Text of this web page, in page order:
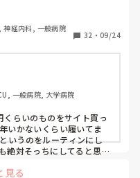
ください。
カー」。
に超えたくない思いがあ
円以上は出せない」っ
のか！とびっくりしたの
神経内科, 一般病院
32 ・ 09/24
一般病院, 大学病院
らいのものをサイト買っ
いかないくらい履いてま
いうのをルーティンにし
絶対そっちにしてると思う
見る